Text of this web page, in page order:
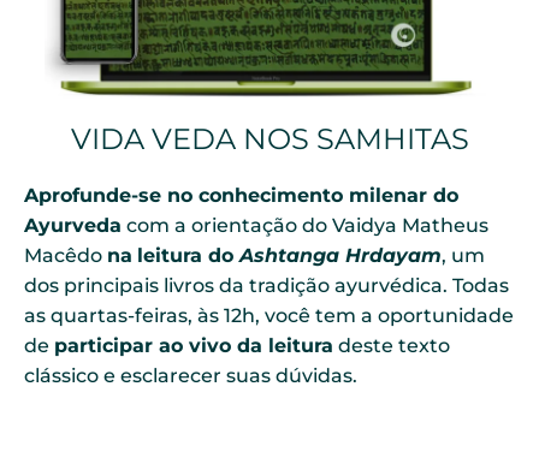
VIDA VEDA NOS SAMHITAS
Aprofunde-se no conhecimento milenar do
Ayurveda com a orientação do Vaidya Matheus
Macêdo na leitura doAshtanga Hrdayam, um
dos principais livros da tradição ayurvédica. Todas
as quartas-feiras, às 12h, você tem a oportunidade
de participar ao vivo da leitura deste texto
clássico e esclarecer suas dúvidas.